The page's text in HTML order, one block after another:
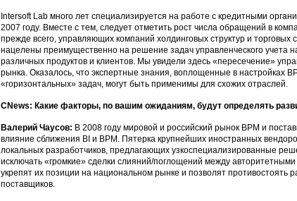
Intersoft Lab много лет специализируется на работе с кредитными
2007 году. Вместе с тем, следует отметить рост числа обращений в
прежде всего, управляющих компаний холдинговых структур и
нацелены преимущественно на решение задач управленческого
различных продуктов и клиентов. Мы увидели здесь «пересечение»
рынка. Оказалось, что экспертные знания, воплощенные в настройках
«горизонтальных» задач, могут быть применимы для схожих отраслей.
CNews: Какие факторы, по вашим ожиданиям, будут определять
Валерий Чаусов: В 2008 году мировой и российский рынок ВРМ и
влияние сближения BI и ВРМ. Пятерка крупнейших иностранных
локальных разработчиков, предлагающих узкоспециализированные
исключать «громкие» сделки слияний/поглощений между
укрепят их позиции на национальном рынке и позволят противостоять
поставщиков.